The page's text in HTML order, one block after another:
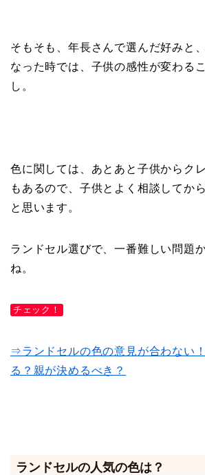
そもそも、年長さんで選んだ好みと
なった時では、子供の感性が変わる
し。
色に関しては、あとあと子供からク
もあるので、子供とよく相談してか
と思います。
ランドセル選びで、一番難しい問題
ね。
チェック！
⇒ランドセルの色の意見が合わない
る？親が決めるべき？
ランドセルの人気の色は？